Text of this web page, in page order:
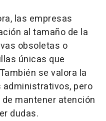
las empresas
al tamaño de la
obsoletas o
únicas que
se valora la
pero
mantener atención
dudas.